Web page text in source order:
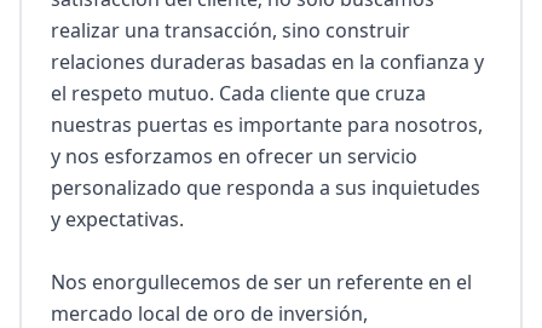
realizar una transacción, sino construir
relaciones duraderas basadas en la confianza y
el respeto mutuo. Cada cliente que cruza
nuestras puertas es importante para nosotros,
y nos esforzamos en ofrecer un servicio
personalizado que responda a sus inquietudes
y expectativas.
Nos enorgullecemos de ser un referente en el
mercado local de oro de inversión,